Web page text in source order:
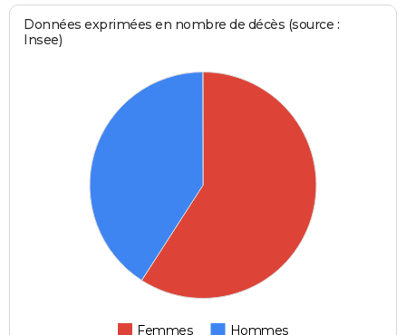
Données exprimées en nombre de décès (source :
Insee)
Femmes Hommes